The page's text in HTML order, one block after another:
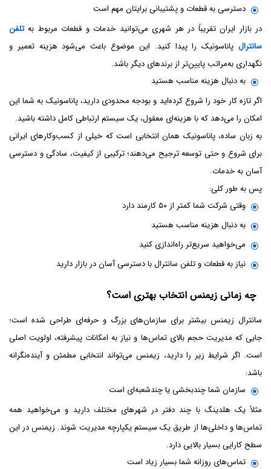
دسترسی به قطعات و پشتیبانی برایتان مهم است
در بازار ایران تقریباً در هر شهری می‌توانید خدمات و قطعات مربوط بهتلفن
سانترال پاناسونیک را پیدا کنید. این موضوع باعث می‌شود هزینه تعمیر و
نگهداری به‌مراتب پایین‌تر از برندهای دیگر باشد.
به دنبال هزینه مناسب هستید
اگر تازه کار خود را شروع کرده‌اید و بودجه محدودی دارید، پاناسونیک به شما این
امکان را می‌دهد که با هزینه‌ای معقول، یک سیستم ارتباطی کامل داشته باشید.
به زبان ساده، پاناسونیک همان انتخابی است که خیلی از کسب‌وکارهای ایرانی
برای شروع و حتی توسعه ترجیح می‌دهند؛ ترکیبی از کیفیت، سادگی و دسترسی
آسان به خدمات.
پس به طور کلی:
وقتی شرکت شما کمتر از ۵۰ کارمند دارد
به دنبال هزینه مناسب هستید
می‌خواهید سریع‌تر راه‌اندازی کنید
نیاز به قطعات و تلفن سانترال با دسترسی آسان در بازار دارید
چه زمانی زیمنس انتخاب بهتری است؟
سانترال زیمنس بیشتر برای سازمان‌های بزرگ و حرفه‌ای طراحی شده است؛
جایی که مدیریت حجم بالای تماس‌ها و نیاز به امکانات پیشرفته، اولویت اصلی
است. اگر شرایط زیر را دارید، زیمنس می‌تواند انتخابی مطمئن و آینده‌نگرانه
باشد:
سازمان شما چندبخشی یا چندشعبه‌ای است
مثلاً یک هلدینگ با چند دفتر در شهرهای مختلف دارید و می‌خواهید همه
تماس‌ها و داخلی‌ها از طریق یک سیستم یکپارچه مدیریت شوند. زیمنس در این
سطح کارایی بسیار بالایی دارد.
تماس‌های روزانه شما بسیار زیاد است